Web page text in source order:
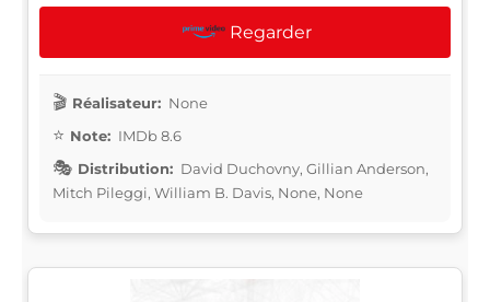
Regarder
Réalisateur: None
Note: IMDb 8.6
Distribution: David Duchovny, Gillian Anderson,
Mitch Pileggi, William B. Davis, None, None